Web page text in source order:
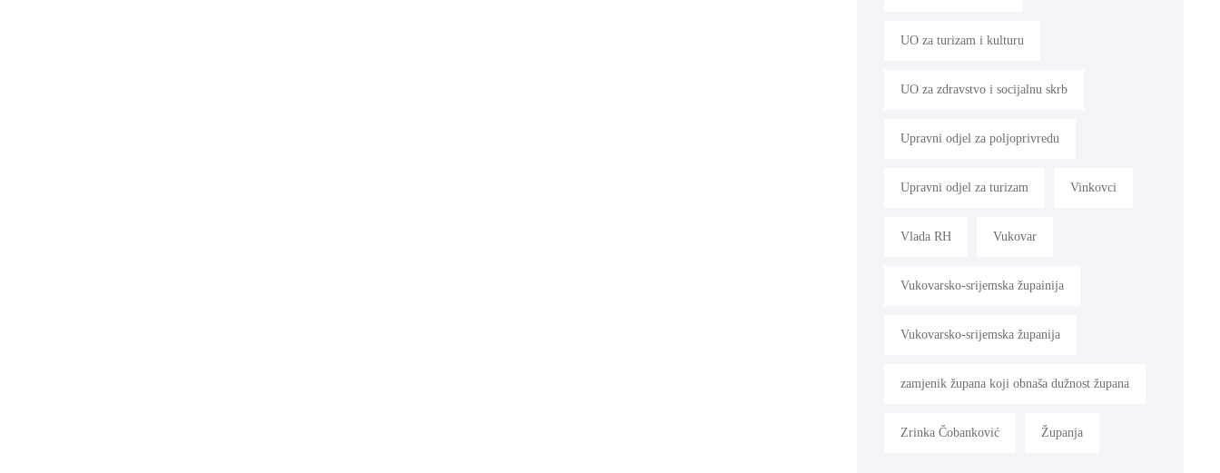
UO za turizam i kulturu
UO za zdravstvo i socijalnu skrb
Upravni odjel za poljoprivredu
Upravni odjel za turizam Vinkovci
Vlada RH Vukovar
Vukovarsko-srijemska župainija
Vukovarsko-srijemska županija
zamjenik župana koji obnaša dužnost župana
Zrinka Čobanković Županja